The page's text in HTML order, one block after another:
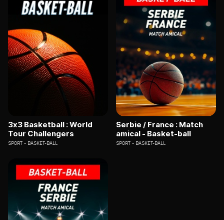
3x3 Basketball : World
Tour Challengers
SPORT BASKET-BALL
Serbie / France : Match
amical - Basket-ball
SPORT BASKET-BALL